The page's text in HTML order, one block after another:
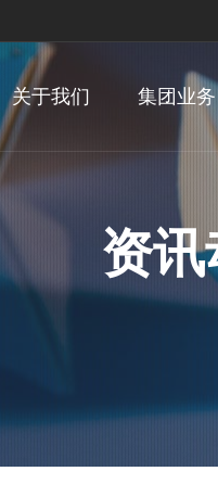
关于我们 集团业务
资